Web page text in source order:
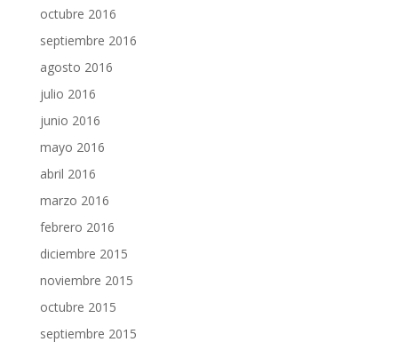
octubre 2016
septiembre 2016
agosto 2016
julio 2016
junio 2016
mayo 2016
abril 2016
marzo 2016
febrero 2016
diciembre 2015
noviembre 2015
octubre 2015
septiembre 2015